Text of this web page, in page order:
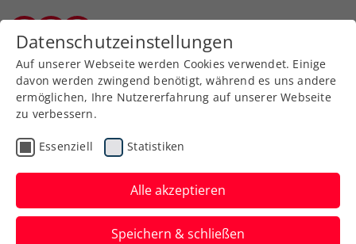
Zurück zur Newsübersicht
Turniere
French Open: Schwärzler
nimmt auch die 4. Hürde
– Halbfinale in Paris!
Datenschutzeinstellungen
Auf unserer Webseite werden Cookies verwendet. Einige
davon werden zwingend benötigt, während es uns andere
ermöglichen, Ihre Nutzererfahrung auf unserer Webseite
zu verbessern.
Essenziell Statistiken
Alle akzeptieren
Speichern & schließen